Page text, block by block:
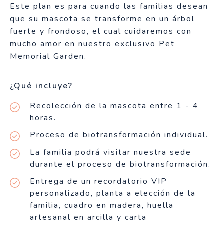
Este plan es para cuando las familias desean
que su mascota se transforme en un árbol
fuerte y frondoso, el cual cuidaremos con
mucho amor en nuestro exclusivo Pet
Memorial Garden.
¿Qué incluye?
Recolección de la mascota entre 1 - 4
horas.
Proceso de biotransformación individual.
La familia podrá visitar nuestra sede
durante el proceso de biotransformación.
Entrega de un recordatorio VIP
personalizado, planta a elección de la
familia, cuadro en madera, huella
artesanal en arcilla y carta